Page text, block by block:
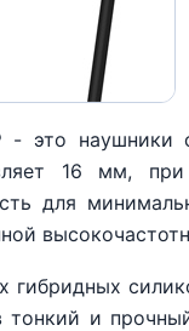
- это наушники
16 мм, при
для
гибридных
и